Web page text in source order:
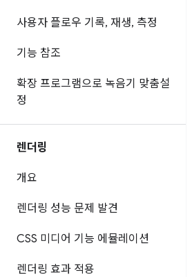
사용자 플로우 기록, 재생, 측정
기능 참조
확장 프로그램으로 녹음기 맞춤설
정
렌더링
개요
렌더링 성능 문제 발견
CSS 미디어 기능 에뮬레이션
렌더링 효과 적용